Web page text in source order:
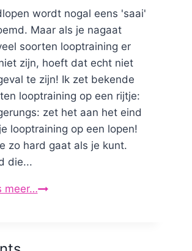
wordt nogal eens 'saai'
Maar als je nagaat
soorten looptraining er
zijn, hoeft dat echt niet
te zijn! Ik zet bekende
looptraining op een rijtje:
zet het aan het eind
looptraining op een lopen!
zo hard gaat als je kunt.
die...
meer…Looptraining: